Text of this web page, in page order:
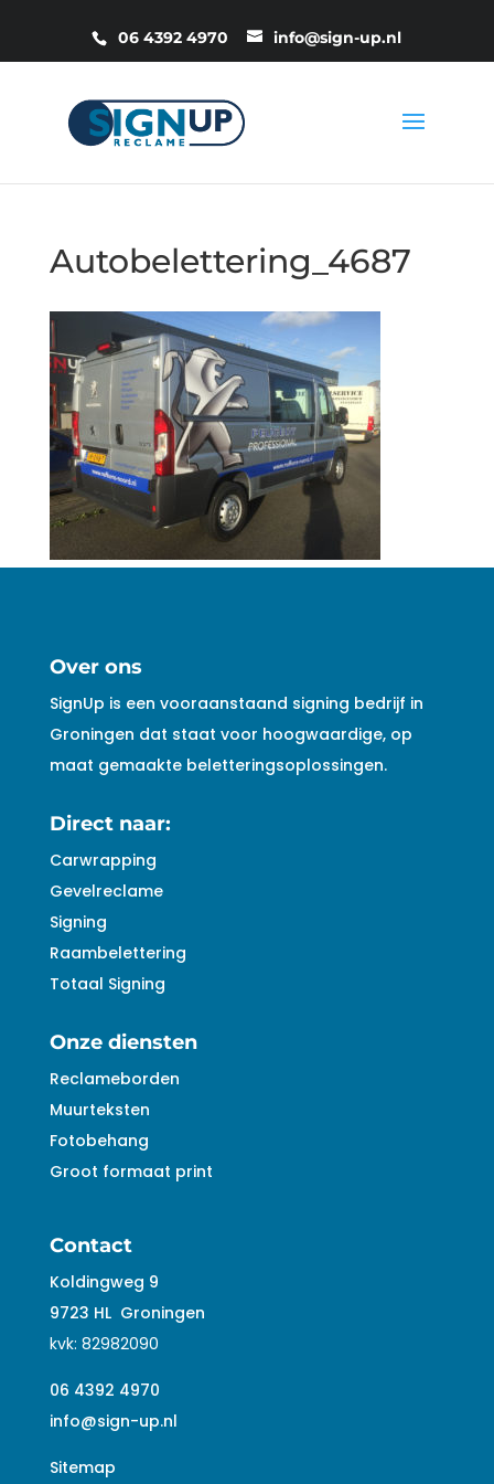
06 4392 4970 info@sign-up.nl
Autobelettering_4687
Over ons
SignUp is een vooraanstaand signing bedrijf in
Groningen dat staat voor hoogwaardige, op
maat gemaakte beletteringsoplossingen.
Direct naar:
Carwrapping
Gevelreclame
Signing
Raambelettering
Totaal Signing
Onze diensten
Reclameborden
Muurteksten
Fotobehang
Groot formaat print
Contact
Koldingweg 9
9723 HL Groningen
kvk: 82982090
06 4392 4970
info@sign-up.nl
Sitemap